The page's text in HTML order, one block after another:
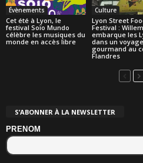
Évènements
Cet été à Lyon, le
festival Soïo Mundo
célèbre les musiques du
monde en accès libre
Culture
Lyon Street
Festival :
embarque les
dans un voyage
gourmand au
Flandres
S’ABONNER À LA NEWSLETTER
PRENOM